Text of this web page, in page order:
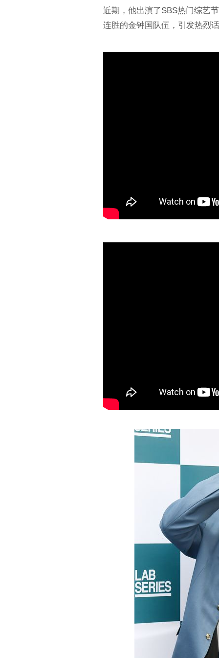
近期，他出演了SBS热门综艺
连胜的金钟国队伍，引发热烈